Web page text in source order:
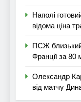
Наполі
відома ціна
ПСЖ близький
Франції за 80
Олександр
від матчу